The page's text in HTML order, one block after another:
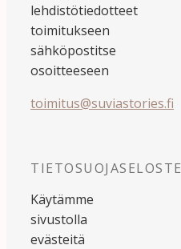
lehdistötiedotteet
toimitukseen
sähköpostitse
osoitteeseen
toimitus@suviastories.fi
TIETOSUOJASELOSTE
Käytämme
sivustolla
evästeitä